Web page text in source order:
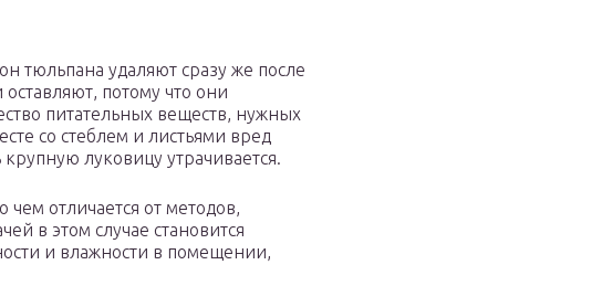
тюльпана удаляют сразу же после
потому что они
питательных веществ, нужных
со стеблем и листьями вред
луковицу утрачивается.
отличается от методов,
в этом случае становится
и влажности в помещении,